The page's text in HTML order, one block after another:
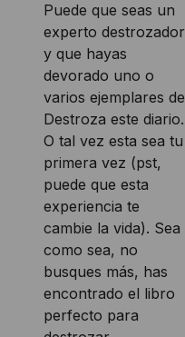
Puede que seas un
experto destrozador
y que hayas
devorado uno o
varios ejemplares de
Destroza este diario.
O tal vez esta sea tu
primera vez (pst,
puede que esta
experiencia te
cambie la vida). Sea
como sea, no
busques más, has
encontrado el libro
perfecto para